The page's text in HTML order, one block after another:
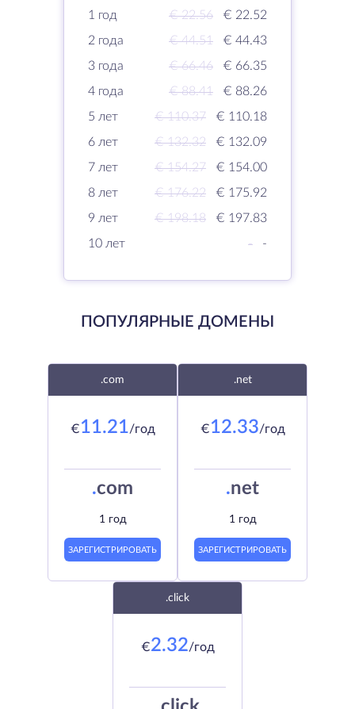
1 год € 22.56
€ 22.52
2 года
€ 44.51
€ 44.43
3 года
€ 66.46
€ 66.35
4 года
€ 88.41
€ 88.26
5 лет
€ 110.37
€ 110.18
6 лет
€ 132.32
€ 132.09
7 лет
€ 154.27
€ 154.00
8 лет
€ 176.22
€ 175.92
9 лет
€ 198.18
€ 197.83
10 лет
- -
ПОПУЛЯРНЫЕ ДОМЕНЫ
.com
€11.21/год
.com
1 год
ЗАРЕГИСТРИРОВАТЬ
.net
€12.33/год
.net
1 год
ЗАРЕГИСТРИРОВАТЬ
.click
€2.32/год